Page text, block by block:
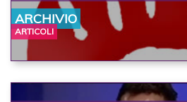
ARCHIVIO
ARTICOLI